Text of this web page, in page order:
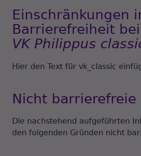
Einschränkungen
Barrierefreiheit
VK Philippus
Hier den Text für vk_classic
Nicht barrierefreie
Die nachstehend aufgeführten
den folgenden Gründen nicht